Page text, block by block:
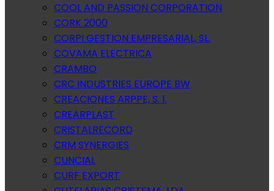
COOL AND PASSION CORPORATION
CORK 2000
CORPI GESTION EMPRESARIAL, SL.
COVAMA ELECTRICA
CRAMBO
CRC INDUSTRIES EUROPE BW
CREACIONES ARPPE, S. l.
CREARPLAST
CRISTALRECORD
CRM SYNERGIES
CUNCIAL
CURF EXPORT